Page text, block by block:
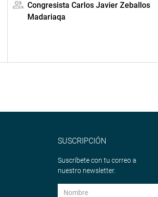
Congresista Carlos Javier Zeballos
Madariaqa
SUSCRIPCIÓN
Suscríbete con tu correo a
nuestro newsletter.